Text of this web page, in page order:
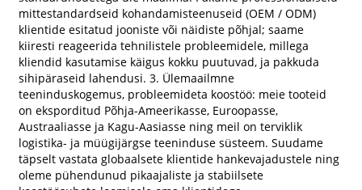
mittestandardseid kohandamisteenuseid (OEM / ODM)
klientide esitatud jooniste või näidiste põhjal; saame
kiiresti reageerida tehnilistele probleemidele, millega
kliendid kasutamise käigus kokku puutuvad, ja pakkuda
sihipäraseid lahendusi. 3. Ülemaailmne
teeninduskogemus, probleemideta koostöö: meie tooteid
on eksporditud Põhja-Ameerikasse, Euroopasse,
Austraaliasse ja Kagu-Aasiasse ning meil on terviklik
logistika- ja müügijärgse teeninduse süsteem. Suudame
täpselt vastata globaalsete klientide hankevajadustele ning
oleme pühendunud pikaajaliste ja stabiilsete